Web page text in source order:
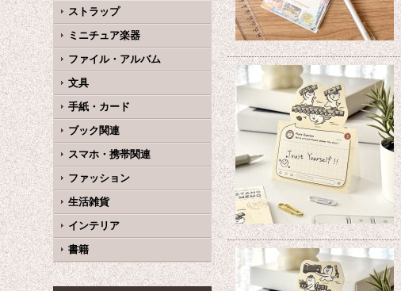
ストラップ
ミニチュア楽器
ファイル・アルバム
文具
手紙・カード
ブック関連
スマホ・携帯関連
ファッション
生活雑貨
インテリア
書籍